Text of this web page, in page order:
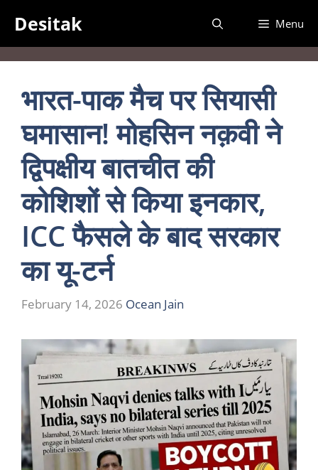
content
Desitak Menu
भारत-पाक मैच पर सियासी
घमासान! मोहसिन नक़वी ने
द्विपक्षीय बातचीत की
कोशिशों से किया इनकार,
ICC फैसले के बाद सरकार
का यू-टर्न
February 14, 2026 Ocean Jain